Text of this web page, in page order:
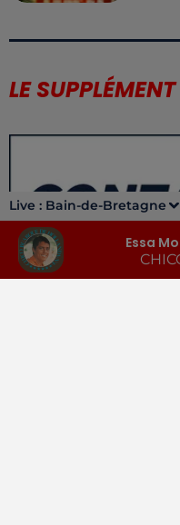
Live : Bain-de-Bretagne
Essa
LE SUPPLÉMENT